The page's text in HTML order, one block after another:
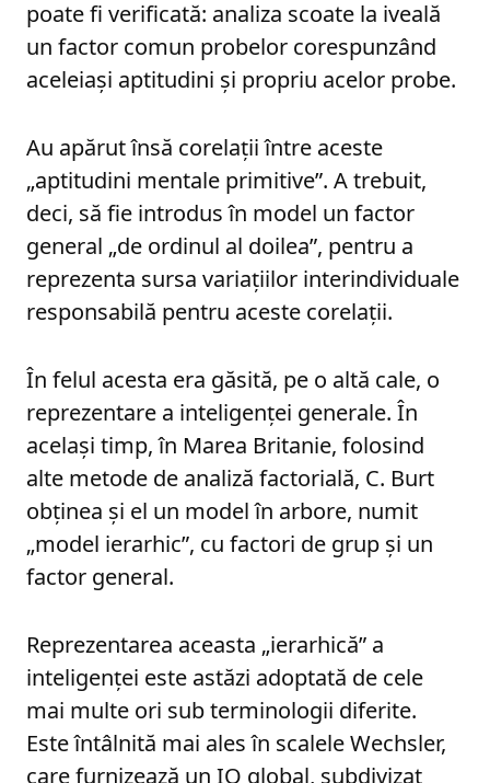
poate fi verificată: analiza scoate la iveală
un factor comun probelor corespunzând
aceleiași aptitudini și propriu acelor probe.
Au apărut însă corelații între aceste
„aptitudini mentale primitive”. A trebuit,
deci, să fie introdus în model un factor
general „de ordinul al doilea”, pentru a
reprezenta sursa variațiilor interindividuale
responsabilă pentru aceste corelații.
În felul acesta era găsită, pe o altă cale, o
reprezentare a inteligenței generale. În
același timp, în Marea Britanie, folosind
alte metode de analiză factorială, C. Burt
obținea și el un model în arbore, numit
„model ierarhic”, cu factori de grup și un
factor general.
Reprezentarea aceasta „ierarhică” a
inteligenței este astăzi adoptată de cele
mai multe ori sub terminologii diferite.
Este întâlnită mai ales în scalele Wechsler,
care furnizează un IQ global, subdivizat